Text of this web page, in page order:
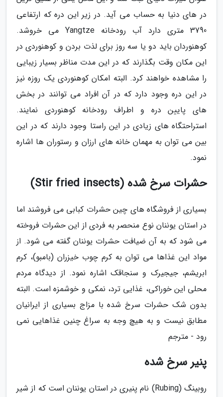
در های دنیا به حساب می آید. در زیر این دره که ارتفاعی
3790 متری دارد آب رودخانه Yangtze می خروشد.
کوهنوردان باید دو یا سه روز برای لذت بردن و کوهنوردی در
این مکان وقت بگذارند که در این مدت مناظر بسیار زیبایی
را مشاهده خواهند کرد. البته امکان کوهنوردی یک روزه نیز
در این دره وجود دارد که در آن افراد می توانند در بخش
های پایین دره و اطراف رودخانه کوهنوردی نمایند.
استراحتگاه های زیادی در این راستا وجود دارند که در این
بین می توان به مهمان خانه های ارزان و رستوران ها اشاره
نمود.
حشرات سرخ شده (Stir fried insects)
بسیاری از فروشگاه های چین حشرات کبابی می فروشند اما
در استان یوننان نوع منحصر به فردی از این حشرات فروخته
می شود که به آن ضیافت حشرات یوننان گفته می شود. از
مواد این غذاها می توان به کرم چوب خیزران (بامبو)، کرم
ابریشم، جیجیرک و سنجاقک اشاره نمود. از دیدگاه مردم
محلی این خوراکی، غذایی ترد، نمکی و خوشمزه است. البته
بدون شک حشرات سرخ شده با مزاج بسیاری از ایرانیان
مطابق نیست و به هیچ وجه به سراغ چنین غذاهایی نمی
رود - مترجم
پنیر سرخ شده
روبینگ (Rubing) نام پنیری در استان یوننان است که از شیر